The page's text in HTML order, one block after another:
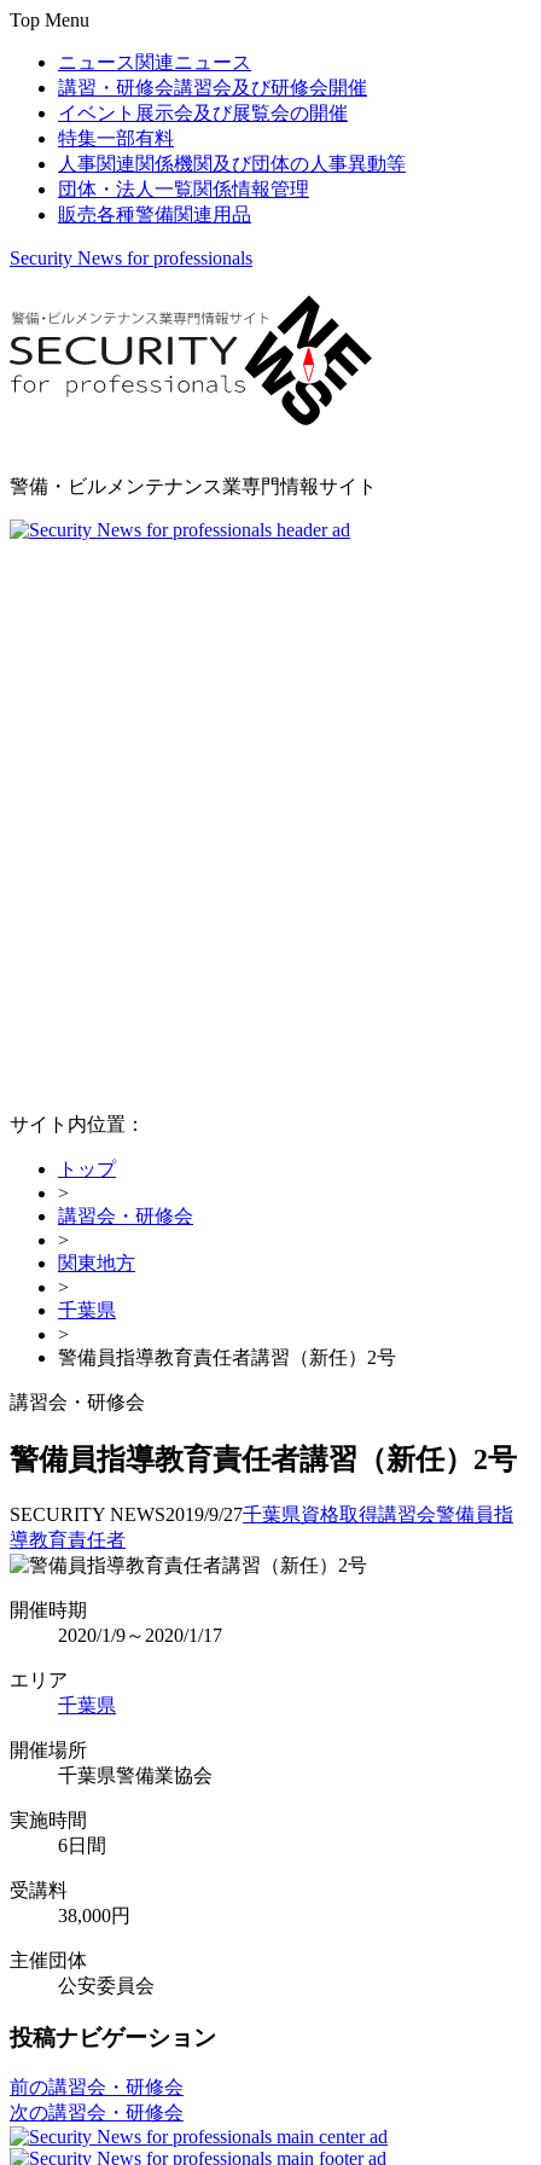
Top Menu
ニュース関連ニュース
講習・研修会講習会及び研修会開催
イベント 展示会及び展覧会の開催
特集一部有料
人事関連関係機関及び団体の人事異動等
団体・法人一覧関係情報管理
販売各種警備関連用品
Security News for professionals
警備・ビルメンテナンス業専門情報サイト
サイト内位置：
トップ
>
講習会・研修会
>
関東地方
>
千葉県
>
警備員指導教育責任者講習（新任）2号
講習会・研修会
警備員指導教育責任者講習（新任）2号
SECURITY NEWS2019/9/27千葉県資格取得講習会警備員指
導教育責任者
開催時期
2020/1/9～2020/1/17
エリア
千葉県
開催場所
千葉県警備業協会
実施時間
6日間
受講料
38,000円
主催団体
公安委員会
投稿ナビゲーション
前の講習会・研修会
次の講習会・研修会